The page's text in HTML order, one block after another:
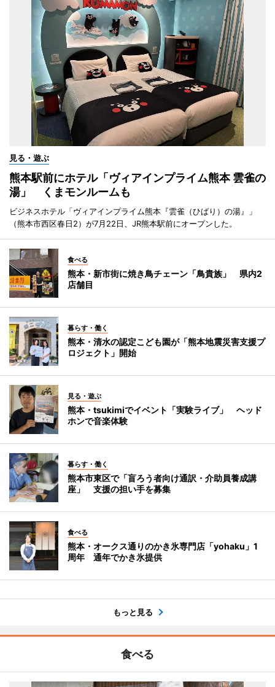
見る・遊ぶ
熊本駅前にホテル「ヴィアインプライム熊本 雲雀の
湯」 くまモンルームも
ビジネスホテル「ヴィアインプライム熊本『雲雀（ひばり）の湯』」
（熊本市西区春日2）が7月22日、JR熊本駅前にオープンした。
食べる
熊本・新市街に焼き鳥チェーン「鳥貴族」 県内2
店舗目
暮らす・働く
熊本・清水の認定こども園が「熊本地震災害支援プ
ロジェクト」開始
見る・遊ぶ
熊本・tsukimiでイベント「実験ライブ」 ヘッド
ホンで音楽体験
暮らす・働く
熊本市東区で「盲ろう者向け通訳・介助員養成講
座」 支援の担い手を募集
食べる
熊本・オークス通りのかき氷専門店「yohaku」1
周年 通年でかき氷提供
もっと見る
食べる